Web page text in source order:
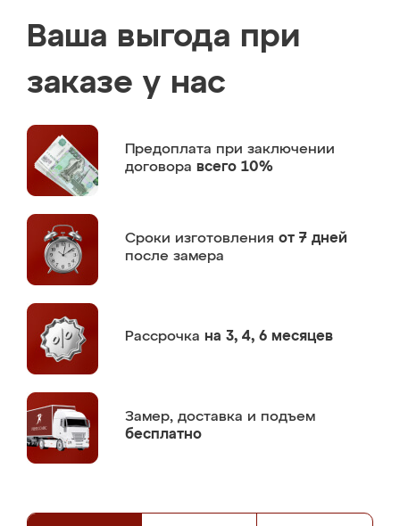
Ваша выгода при
заказе у нас
Предоплата при заключении
договора всего 10%
Сроки изготовления от 7 дней
после замера
Рассрочка на 3, 4, 6 месяцев
Замер, доставка и подъем
бесплатно